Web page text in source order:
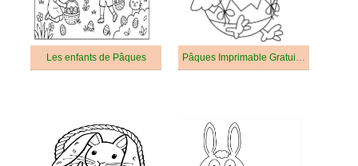
Les enfants de Pâques Pâques Imprimable Gratuit Pour les Enfants